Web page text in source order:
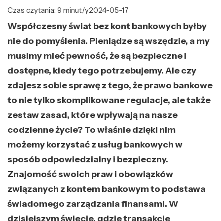
Czas czytania: 9 minut/y2024-05-17
Współczesny świat bez kont bankowych byłby
nie do pomyślenia. Pieniądze są wszędzie, a my
musimy mieć pewność, że są bezpieczne i
dostępne, kiedy tego potrzebujemy. Ale czy
zdajesz sobie sprawę z tego, że prawo bankowe
to nie tylko skomplikowane regulacje, ale także
zestaw zasad, które wpływają na nasze
codzienne życie? To właśnie dzięki nim
możemy korzystać z usług bankowych w
sposób odpowiedzialny i bezpieczny.
Znajomość swoich praw i obowiązków
związanych z kontem bankowym to podstawa
świadomego zarządzania finansami. W
dzisiejszym świecie, gdzie transakcje